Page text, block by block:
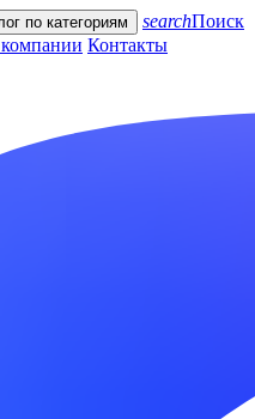
по категориям searchПоиск
Контакты